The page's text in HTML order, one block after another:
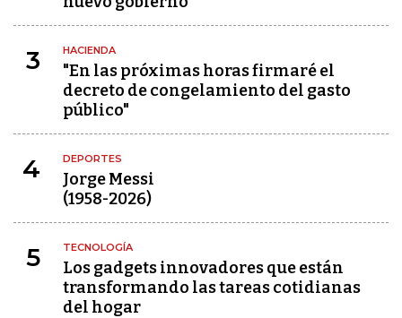
3 HACIENDA
"En las próximas horas firmaré el
decreto de congelamiento del gasto
público"
4 DEPORTES
Jorge Messi
(1958-2026)
5 TECNOLOGÍA
Los gadgets innovadores que están
transformando las tareas cotidianas
del hogar